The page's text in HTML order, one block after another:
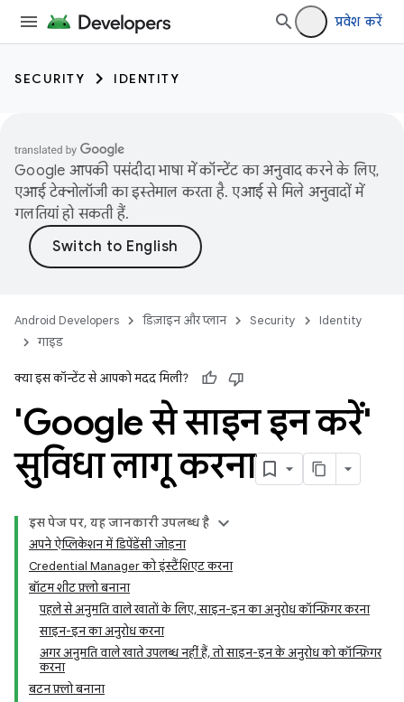
प्रवेश करें
SECURITY IDENTITY
Google आपकी पसंदीदा भाषा में कॉन्टेंट का अनुवाद करने के लिए,
एआई टेक्नोलॉजी का इस्तेमाल करता है. एआई से मिले अनुवादों में
गलतियां हो सकती हैं.
Android Developers डिज़ाइन और प्लान Security
Identity
गाइड
क्या इस कॉन्टेंट से आपको मदद मिली?
'Google से साइन इन करें'
सुविधा लागू करना
इस पेज पर, यह जानकारी उपलब्ध है
अपने ऐप्लिकेशन में डिपेंडेंसी जोड़ना
Credential Manager को इंस्टैंशिएट करना
बॉटम शीट फ़्लो बनाना
पहले से अनुमति वाले खातों के लिए, साइन-इन का अनुरोध कॉन्फ़िगर करना
साइन-इन का अनुरोध करना
अगर अनुमति वाले खाते उपलब्ध नहीं हैं, तो साइन-इन के अनुरोध को कॉन्फ़िगर
करना
बटन फ़्लो बनाना